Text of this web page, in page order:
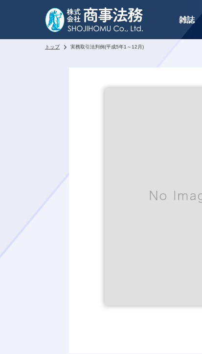
雑誌
トップ 実務取引法判例(平成5年1～12月)